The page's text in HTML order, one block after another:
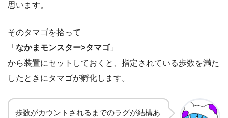
思います。
そのタマゴを拾って
「 なかまモンスター>タマゴ」
から装置にセットしておくと、指定されている歩数を満た
したときにタマゴが孵化します。
歩数がカウントされるまでのラグが結構あ